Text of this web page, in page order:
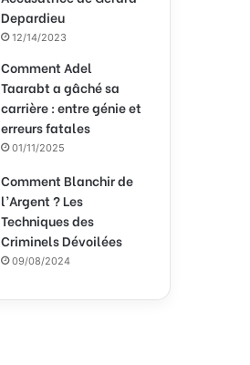
Depardieu
12/14/2023
Comment Adel
Taarabt a gâché sa
carrière : entre génie et
erreurs fatales
01/11/2025
Comment Blanchir de
l’Argent ? Les
Techniques des
Criminels Dévoilées
09/08/2024